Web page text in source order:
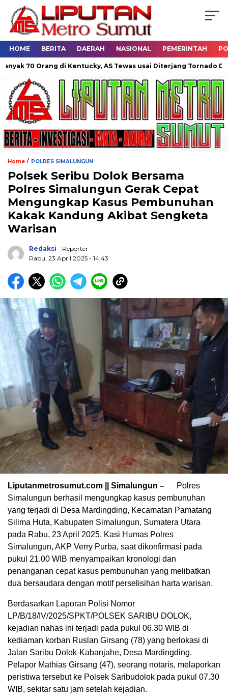
HOME BERITA DAERAH NASIONAL PEMERINTAH
70 Orang di Kentucky, AS Tewas usai Diterjang Tornado Dahsyat
Home / POLRES SIMALUNGUN
Polsek Seribu Dolok Bersama
Polres Simalungun Gerak Cepat
Mengungkap Kasus Pembunuhan
Kakak Kandung Akibat Sengketa
Warisan
Redaksi - Reporter
Rabu, 23 April 2025 - 14:43
Liputanmetrosumut.com || Simalungun –
Polres
Simalungun berhasil mengungkap kasus pembunuhan
yang terjadi di Desa Mardingding, Kecamatan Pamatang
Silima Huta, Kabupaten Simalungun, Sumatera Utara
pada Rabu, 23 April 2025. Kasi Humas Polres
Simalungun, AKP Verry Purba, saat dikonfirmasi pada
pukul 21.00 WIB menyampaikan kronologi dan
penanganan cepat kasus pembunuhan yang melibatkan
dua bersaudara dengan motif perselisihan harta warisan.
Berdasarkan Laporan Polisi Nomor
LP/B/18/IV/2025/SPKT/POLSEK SARIBU DOLOK,
kejadian nahas ini terjadi pada pukul 06.30 WIB di
kediaman korban Ruslan Girsang (78) yang berlokasi di
Jalan Saribu Dolok-Kabanjahe, Desa Mardingding.
Pelapor Mathias Girsang (47), seorang notaris, melaporkan
peristiwa tersebut ke Polsek Saribudolok pada pukul 07.30
WIB, sekitar satu jam setelah kejadian.